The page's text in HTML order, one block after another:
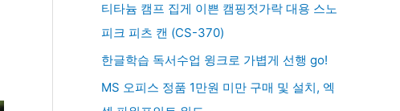
티타늄 캠프 집게 이쁜 캠핑젓가락 대용 스노
피크 피츠 캔 (CS-370)
한글학습 독서수업 윙크로 가볍게 선행 go!
MS 오피스 정품 1만원 미만 구매 및 설치, 엑